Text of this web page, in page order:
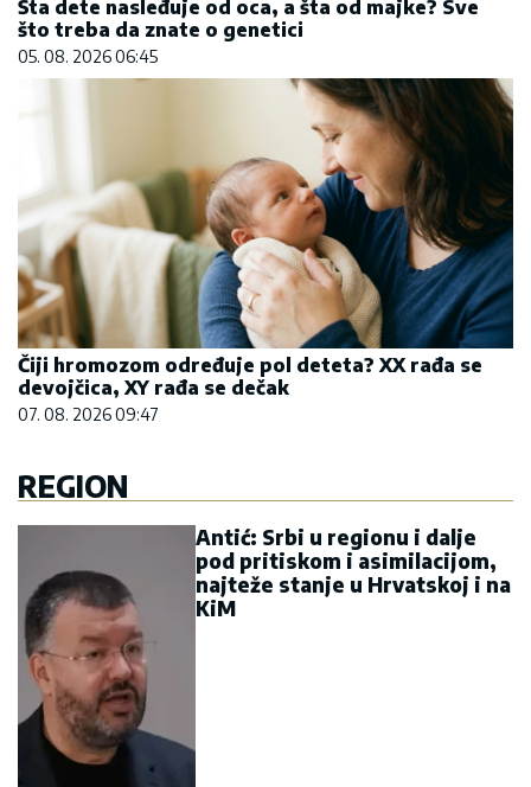
Šta dete nasleđuje od oca, a šta od majke? Sve
što treba da znate o genetici
05. 08. 2026 06:45
Čiji hromozom određuje pol deteta? XX rađa se
devojčica, XY rađa se dečak
07. 08. 2026 09:47
REGION
Antić: Srbi u regionu i dalje
pod pritiskom i asimilacijom,
najteže stanje u Hrvatskoj i na
KiM